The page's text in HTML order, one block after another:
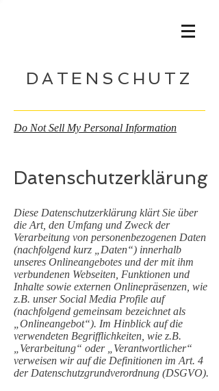
DATENSCHUTZ
Do Not Sell My Personal Information
Datenschutzerklärung
Diese Datenschutzerklärung klärt Sie über
die Art, den Umfang und Zweck der
Verarbeitung von personenbezogenen Daten
(nachfolgend kurz „Daten“) innerhalb
unseres Onlineangebotes und der mit ihm
verbundenen Webseiten, Funktionen und
Inhalte sowie externen Onlinepräsenzen, wie
z.B. unser Social Media Profile auf
(nachfolgend gemeinsam bezeichnet als
„Onlineangebot“). Im Hinblick auf die
verwendeten Begrifflichkeiten, wie z.B.
„Verarbeitung“ oder „Verantwortlicher“
verweisen wir auf die Definitionen im Art. 4
der Datenschutzgrundverordnung (DSGVO).